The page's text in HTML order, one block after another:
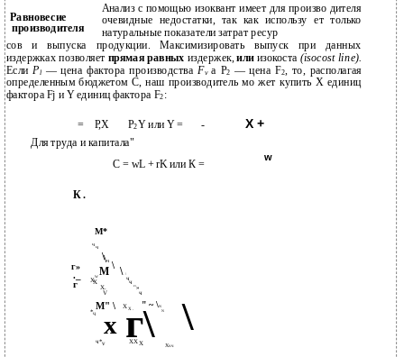
Равновесие
производителя
Анализ с помощью изоквант имеет для произво­ дителя
очевидные недостатки, так как использу­ ет только
натуральные показатели затрат ресур­
сов и выпуска продукции. Максимизировать выпуск при данных
издержках позволяет прямая равных издержек,или изокоста(isocost line).
Если Pl — цена фактора производства Fva P2 — цена F2 , то, располагая
определенным бюджетом С, наш производитель мо­ жет купить X единиц
фактора Fj и Y единиц фактора F2 :
= Р,Х P2Y или Y = - Х +
Для труда и капитала"
С = wL + rK или К =
w
К .
М*
чч
г»
\\ч \
X
W М \
ч
._
г X ч
X. "»
V ч
*Ч
М" \ X X . " ~ \N
N \
х г\ Xч
ч*v XXX ч